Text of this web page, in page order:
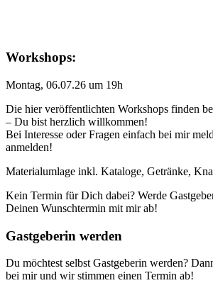
Workshops:
Montag, 06.07.26 um 19h
Die hier veröffentlichten Workshops finden
– Du bist herzlich willkommen!
Bei Interesse oder Fragen einfach bei mir
anmelden!
Materialumlage inkl. Kataloge, Getränke,
Kein Termin für Dich dabei? Werde
Deinen Wunschtermin mit mir ab!
Gastgeberin werden
Du möchtest selbst Gastgeberin werden?
bei mir und wir stimmen einen Termin ab!